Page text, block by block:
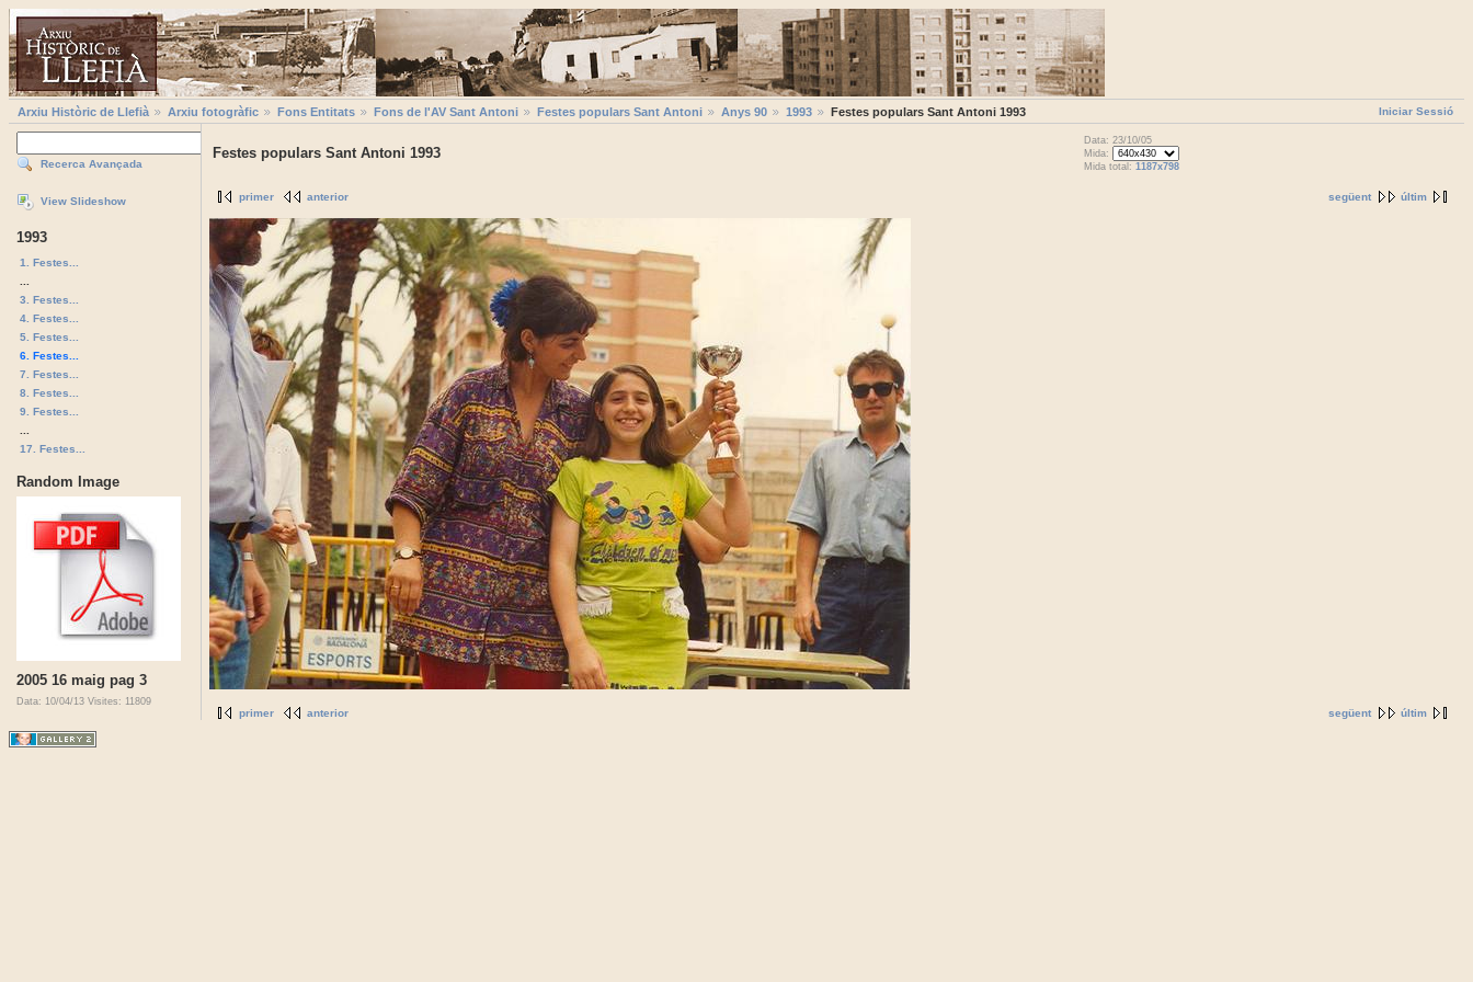
Iniciar Sessió
Arxiu Històric de Llefià Arxiu fotogràfic Fons Entitats Fons de l'AV Sant Antoni Festes populars Sant Antoni Anys 90 1993 Festes populars Sant Antoni 1993
Recerca Avançada
View Slideshow
1993
1. Festes...
3. Festes...
4. Festes...
5. Festes...
6. Festes...
7. Festes...
8. Festes...
9. Festes...
17. Festes...
Random Image
2005 16 maig pag 3
Data: 10/04/13 Visites: 11809
Festes populars Sant Antoni 1993
Data: 23/10/05
Mida:
Mida total: 1187x798
següent últim
primer anterior
següent últim
primer anterior